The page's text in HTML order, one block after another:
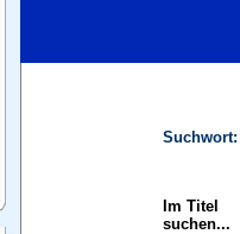
Suchwort:
Im Titel
suchen...